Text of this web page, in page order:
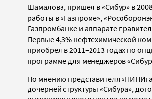
Шамалова, пришел в «Сибур» в
работы в «Газпроме»,
Газпромбанке и аппарате
Первые 4,3% нефтехимической
приобрел в 2011–2013 годах по
программе для менеджеров
По мнению представителя
дочерней структуры «Сибура»,